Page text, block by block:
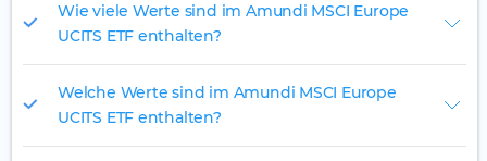
Wie viele Werte sind im Amundi MSCI Europe
UCITS ETF enthalten?
Welche Werte sind im Amundi MSCI Europe
UCITS ETF enthalten?